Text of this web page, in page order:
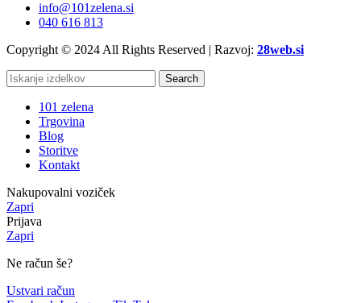
info@101zelena.si
040 616 813
Copyright © 2024 All Rights Reserved | Razvoj: 28web.si
Search
101 zelena
Trgovina
Blog
Storitve
Kontakt
Nakupovalni voziček
Zapri
Prijava
Zapri
Ne račun še?
Ustvari račun